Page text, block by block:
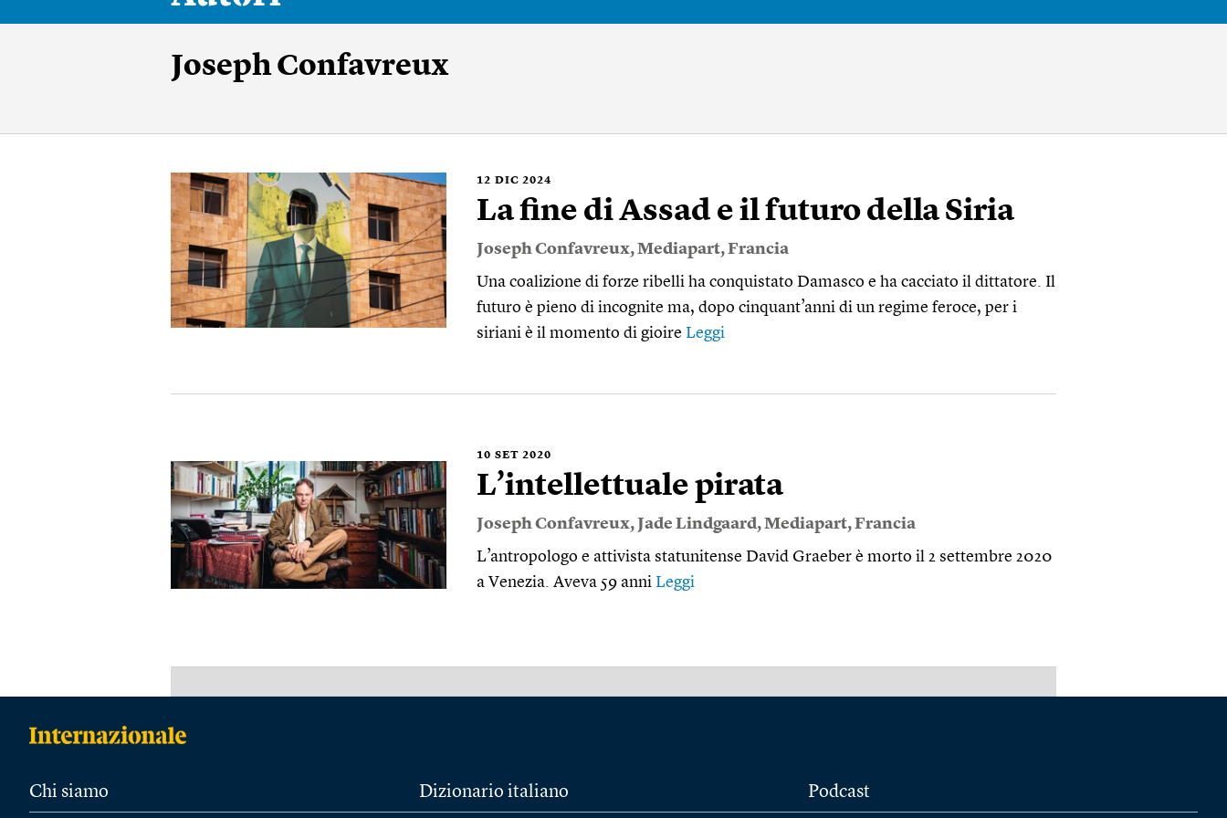
Joseph Confavreux
12 DIC 2024
La fine di Assad e il futuro della Siria
Joseph Confavreux,Mediapart,Francia
Una coalizione di forze ribelli ha conquistato Damasco e ha cacciato il dittatore. Il
futuro è pieno di incognite ma, dopo cinquant’anni di un regime feroce, per i
siriani è il momento di gioire Leggi
10 SET 2020
L’intellettuale pirata
Joseph Confavreux, Jade Lindgaard,Mediapart,Francia
L’antropologo e attivista statunitense David Graeber è morto il 2 settembre 2020
a Venezia. Aveva 59 anni Leggi
Chi siamo Dizionario italiano Podcast